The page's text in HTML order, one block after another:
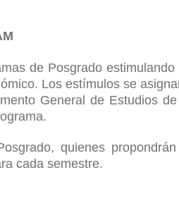
de Posgrado
Los estímulos se
General de Estudios
quienes
cada semestre.